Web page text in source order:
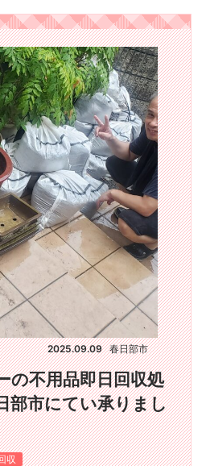
2025.09.09 春日部市
の不用品即日回収処
部市にてい承りまし
収